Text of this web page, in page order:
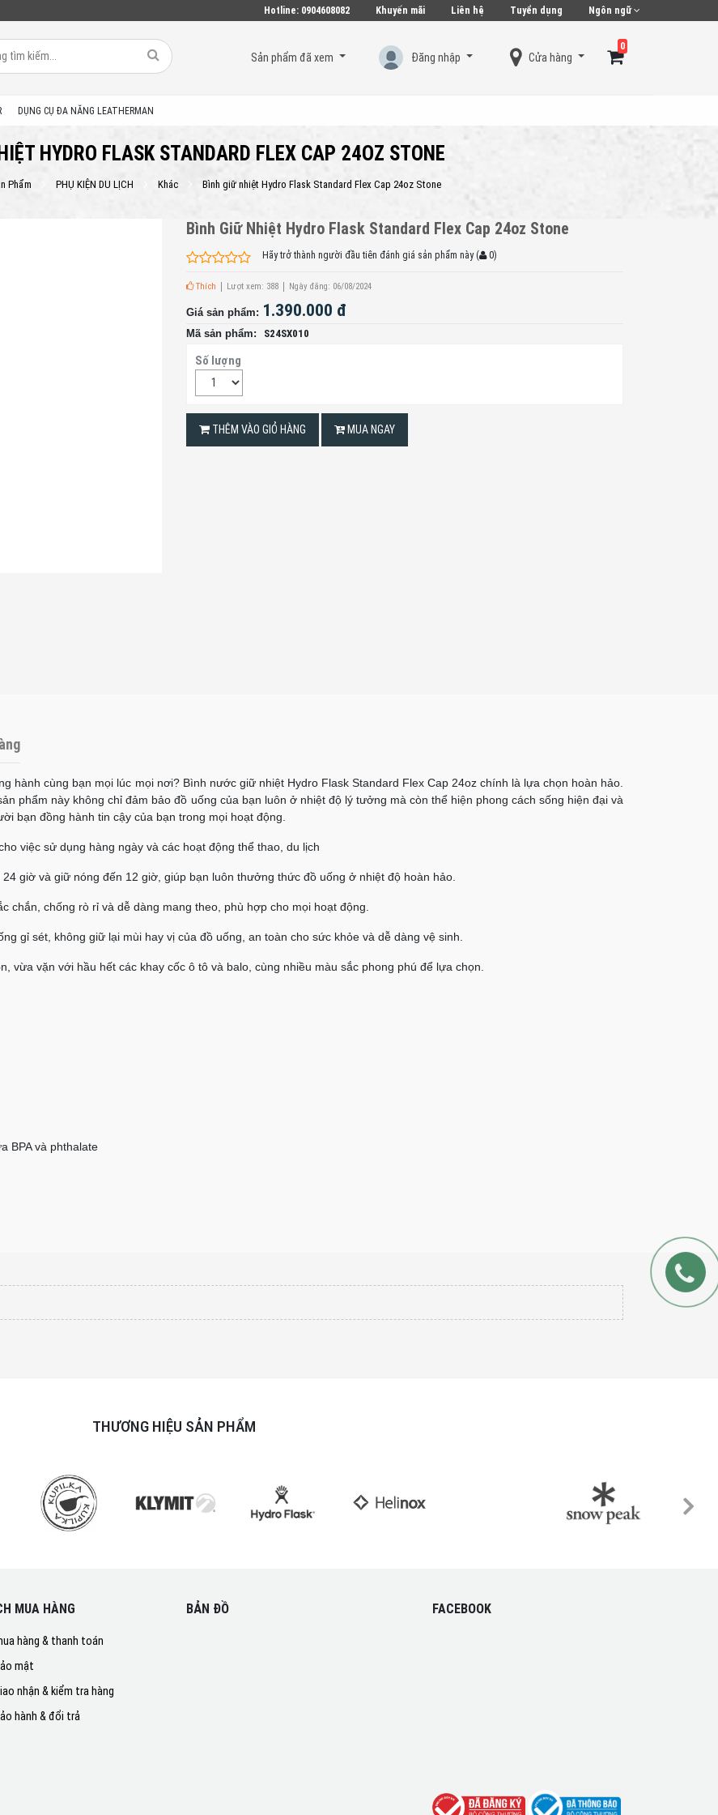
Hotline: 0904608082 Khuyến mãi Liên hệ Tuyển dụng Ngôn ngữ
Sản phẩm đã xem Đăng nhập Cửa hàng
0
DỤNG CỤ ĐA NĂNG LEATHERMAN
HYDRO FLASK STANDARD FLEX CAP 24OZ STONE
Phẩm PHỤ KIỆN DU LỊCH Khác Bình giữ nhiệt Hydro Flask Standard Flex Cap 24oz Stone
Bình Giữ Nhiệt Hydro Flask Standard Flex Cap 24oz Stone
Hãy trở thành người đầu tiên đánh giá sản phẩm này ( 0)
Thích Lượt xem: 388 Ngày đăng: 06/08/2024
Giá sản phẩm: 1.390.000 đ
Mã sản phẩm: S24SX010
Số lượng
THÊM VÀO GIỎ HÀNG MUA NGAY
hành cùng bạn mọi lúc mọi nơi? Bình nước giữ nhiệt Hydro Flask Standard Flex Cap 24oz chính là lựa chọn hoàn hảo.
phẩm này không chỉ đảm bảo đồ uống của bạn luôn ở nhiệt độ lý tưởng mà còn thể hiện phong cách sống hiện đại và
bạn đồng hành tin cậy của bạn trong mọi hoạt động.
việc sử dụng hàng ngày và các hoạt động thể thao, du lịch
24 giờ và giữ nóng đến 12 giờ, giúp bạn luôn thưởng thức đồ uống ở nhiệt độ hoàn hảo.
chắn, chống rò rỉ và dễ dàng mang theo, phù hợp cho mọi hoạt động.
gỉ sét, không giữ lại mùi hay vị của đồ uống, an toàn cho sức khỏe và dễ dàng vệ sinh.
vừa vặn với hầu hết các khay cốc ô tô và balo, cùng nhiều màu sắc phong phú để lựa chọn.
BPA và phthalate
THƯƠNG HIỆU SẢN PHẨM
MUA HÀNG
hàng & thanh toán
mật
nhận & kiểm tra hàng
hành & đổi trả
BẢN ĐỒ FACEBOOK